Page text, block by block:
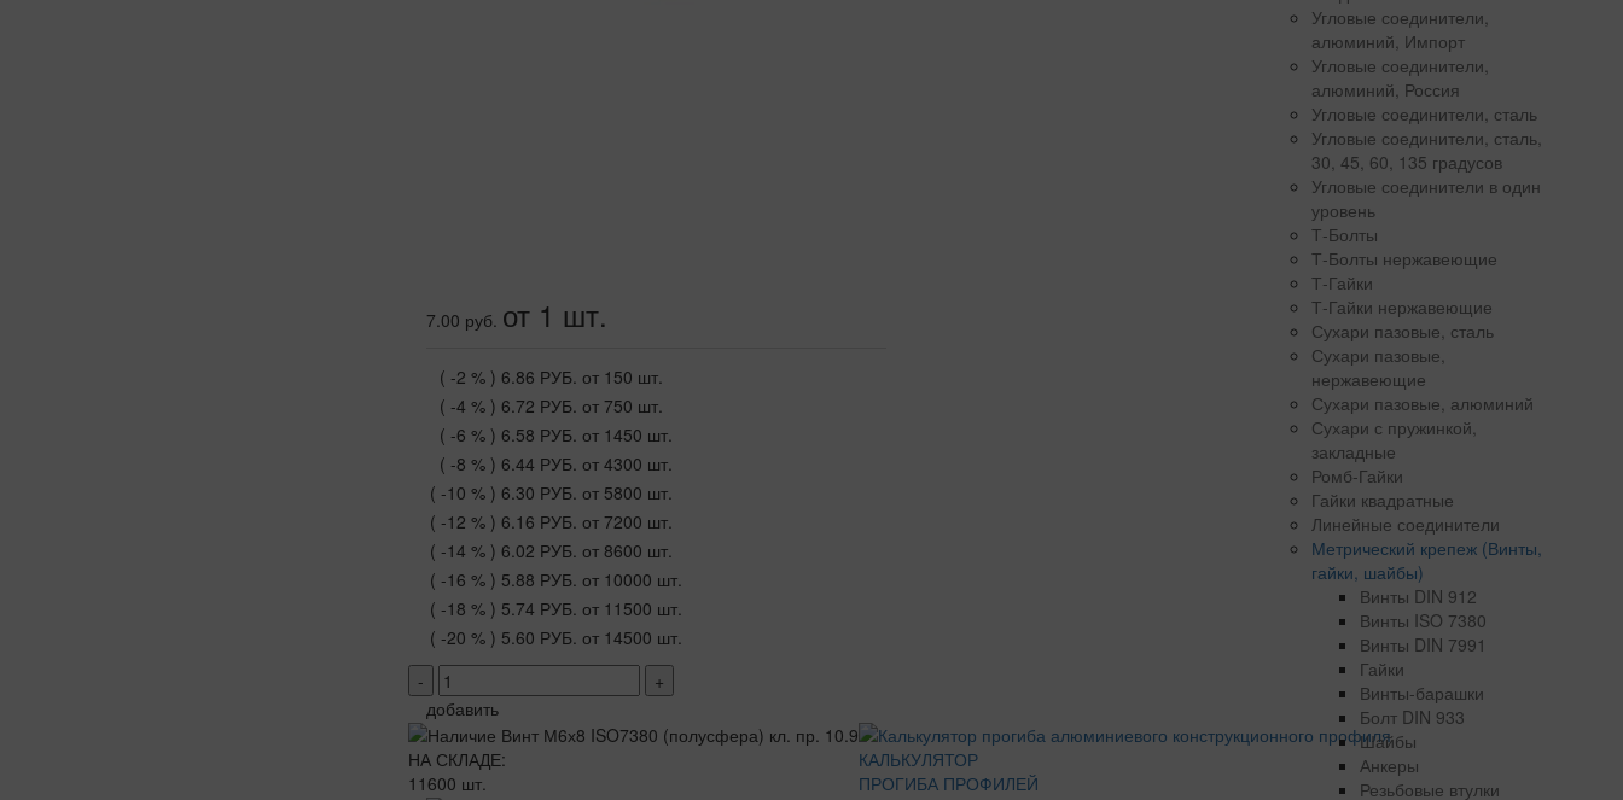
7.00 руб. от 1 шт.
( -2 % ) 6.86 РУБ. от 150 шт.
( -4 % ) 6.72 РУБ. от 750 шт.
( -6 % ) 6.58 РУБ. от 1450 шт.
( -8 % ) 6.44 РУБ. от 4300 шт.
( -10 % ) 6.30 РУБ. от 5800 шт.
( -12 % ) 6.16 РУБ. от 7200 шт.
( -14 % ) 6.02 РУБ. от 8600 шт.
( -16 % ) 5.88 РУБ. от 10000 шт.
( -18 % ) 5.74 РУБ. от 11500 шт.
( -20 % ) 5.60 РУБ. от 14500 шт.
-
+
добавить
НА СКЛАДЕ:
11600 шт.
КАЛЬКУЛЯТОР
ПРОГИБА ПРОФИЛЕЙ
Угловые соединители,
алюминий, Импорт
Угловые соединители,
алюминий, Россия
Угловые соединители, сталь
Угловые соединители, сталь,
30, 45, 60, 135 градусов
Угловые соединители в один
уровень
Т-Болты
Т-Болты нержавеющие
Т-Гайки
Т-Гайки нержавеющие
Сухари пазовые, сталь
Сухари пазовые,
нержавеющие
Сухари пазовые, алюминий
Сухари с пружинкой,
закладные
Ромб-Гайки
Гайки квадратные
Линейные соединители
Метрический крепеж (Винты,
гайки, шайбы)
Винты DIN 912
Винты ISO 7380
Винты DIN 7991
Гайки
Винты-барашки
Болт DIN 933
Шайбы
Анкеры
Резьбовые втулки